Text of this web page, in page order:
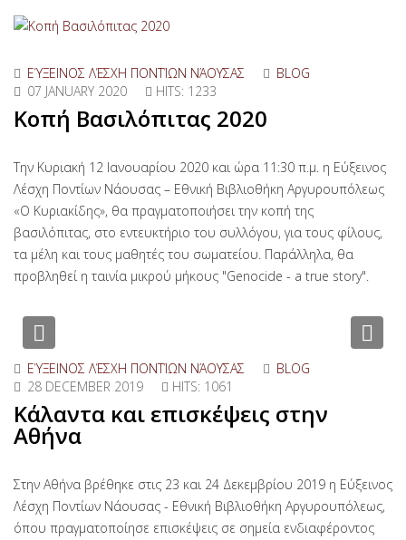
ΕΎΞΕΙΝΟΣ ΛΈΣΧΗ ΠΟΝΤΊΩΝ ΝΆΟΥΣΑΣ
BLOG
07 JANUARY 2020
HITS: 1233
Κοπή Βασιλόπιτας 2020
Την Κυριακή 12 Ιανουαρίου 2020 και ώρα 11:30 π.μ. η Εύξεινος
Λέσχη Ποντίων Νάουσας – Εθνική Βιβλιοθήκη Αργυρουπόλεως
«Ο Κυριακίδης», θα πραγματοποιήσει την κοπή της
βασιλόπιτας, στο εντευκτήριο του συλλόγου, για τους φίλους,
τα μέλη και τους μαθητές του σωματείου. Παράλληλα, θα
προβληθεί η ταινία μικρού μήκους "Genocide - a true story".
ΕΎΞΕΙΝΟΣ ΛΈΣΧΗ ΠΟΝΤΊΩΝ ΝΆΟΥΣΑΣ
BLOG
28 DECEMBER 2019
HITS: 1061
Κάλαντα και επισκέψεις στην
Αθήνα
Στην Αθήνα βρέθηκε στις 23 και 24 Δεκεμβρίου 2019 η Εύξεινος
Λέσχη Ποντίων Νάουσας - Εθνική Βιβλιοθήκη Αργυρουπόλεως,
όπου πραγματοποίησε επισκέψεις σε σημεία ενδιαφέροντος